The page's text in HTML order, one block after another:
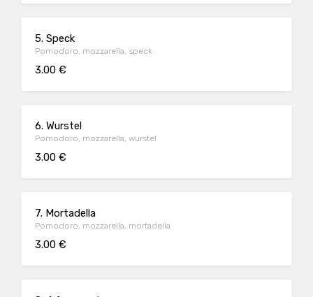
5. Speck
Pomodoro, mozzarella, speck
3.00 €
6. Wurstel
Pomodoro, mozzarella, wurstel
3.00 €
7. Mortadella
Pomodoro, mozzarella, mortadella
3.00 €